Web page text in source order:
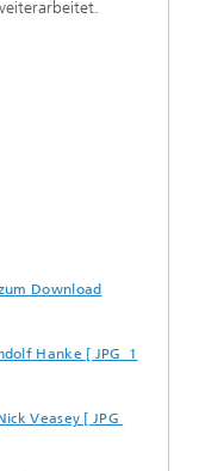
Download
Hanke [ JPG 1
Veasey [ JPG